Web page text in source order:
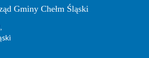
Gminy Chełm Śląski